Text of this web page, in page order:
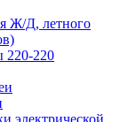
Ж/Д, летного
220-220
электрической